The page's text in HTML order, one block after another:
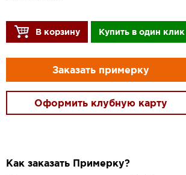
В корзину Купить в один клик
Заказать примерку
Оформить клубную карту
Как заказать Примерку?